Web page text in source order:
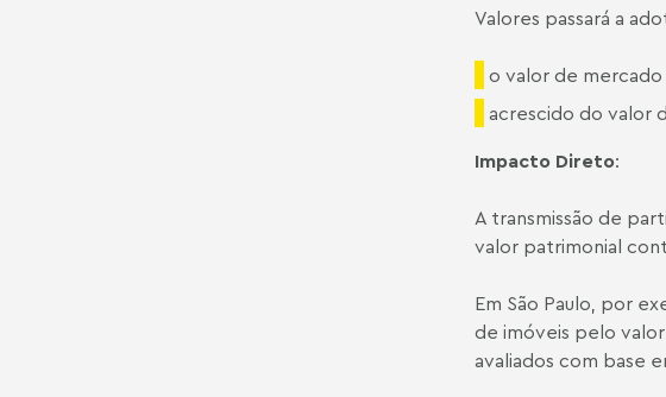
Valores passará a
o valor de
acrescido do valor
Impacto Direto:
A transmissão de
valor patrimonial
Em São Paulo, por
de imóveis pelo
avaliados com base